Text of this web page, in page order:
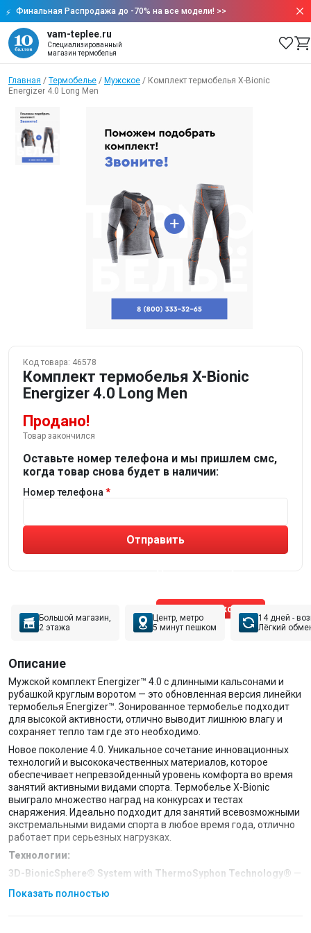
Финальная Распродажа до -70% на все модели! >>
vam-teplee.ru
Специализированный
магазин термобелья
Главная / Термобелье / Мужское / Комплект термобелья X-Bionic
Energizer 4.0 Long Men
Код товара: 46578
Комплект термобелья X-Bionic
Energizer 4.0 Long Men
Продано!
Товар закончился
Оставьте номер телефона и мы пришлем смс,
когда товар снова будет в наличии:
Номер телефона
Отправить
Позвонить эксперту
Большой магазин,
2 этажа
Центр, метро
5 минут пешком
14 дней -
Лёгкий
Описание
Мужской комплект Energizer™ 4.0 с длинными кальсонами и
рубашкой круглым воротом — это обновленная версия линейки
термобелья Energizer™. Зонированное термобелье подходит
для высокой активности, отлично выводит лишнюю влагу и
сохраняет тепло там где это необходимо.
Новое поколение 4.0. Уникальное сочетание инновационных
технологий и высококачественных материалов, которое
обеспечивает непревзойденный уровень комфорта во время
занятий активными видами спорта. Термобелье X-Bionic
выиграло множество наград на конкурсах и тестах
снаряжения. Идеально подходит для занятий всевозможными
экстремальными видами спорта в любое время года, отлично
работает при серьезных нагрузках.
Технологии:
3D-BionicSphere® System with ThermoSyphon Technology® —
эффективной терморегуляции температуры тела. Уникальная
Показать полностью